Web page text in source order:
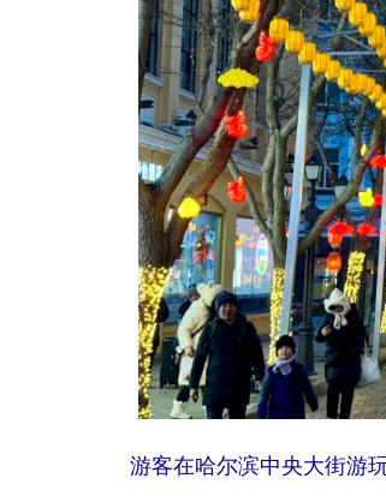
游客在哈尔滨中央大街游玩